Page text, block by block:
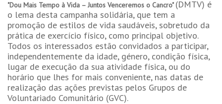
"Dou Mais Tempo à Vida – Juntos Venceremos o Cancro" (DMTV) é
o lema desta campanha solidária, que tem a
promoção de estilos de vida saudáveis, sobretudo da
prática de exercício físico, como principal objetivo.
Todos os interessados estão convidados a participar,
independentemente da idade, género, condição física,
lugar de execução da sua atividade física, ou do
horário que lhes for mais conveniente, nas datas de
realização das ações previstas pelos Grupos de
Voluntariado Comunitário (GVC).